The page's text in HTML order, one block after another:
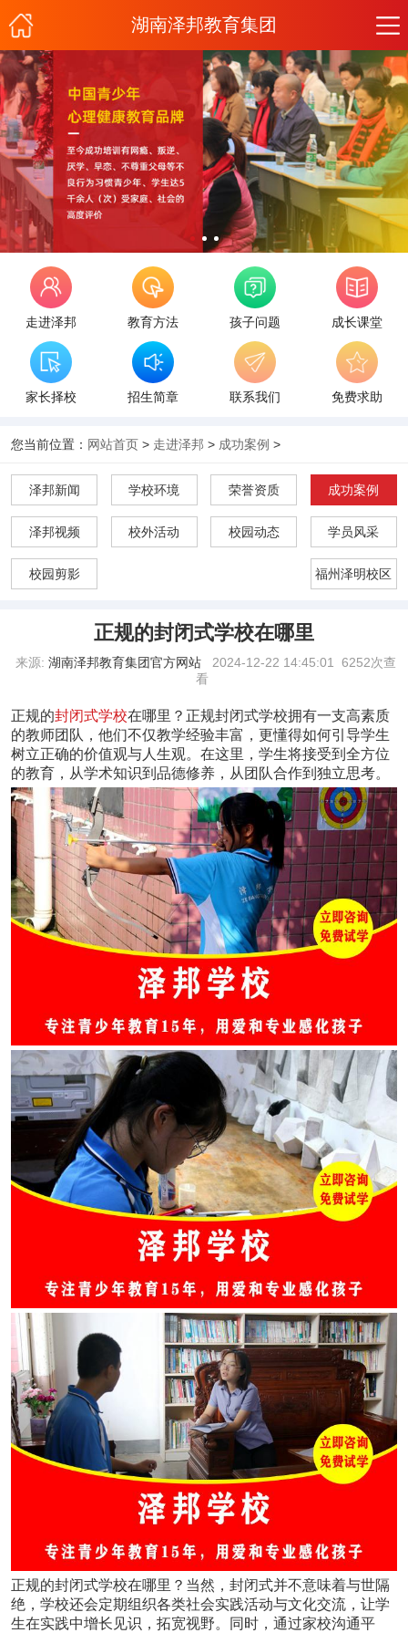
湖南泽邦教育集团
走进泽邦 教育方法 孩子问题 成长课堂
家长择校 招生简章 联系我们 免费求助
您当前位置： 网站首页 > 走进泽邦 > 成功案例 >
泽邦新闻 学校环境 荣誉资质 成功案例
泽邦视频 校外活动 校园动态 学员风采
校园剪影 福州泽明校区
正规的封闭式学校在哪里
来源: 湖南泽邦教育集团官方网站 2024-12-22 14:45:01
6252次查
看
正规的封闭式学校在哪里？正规封闭式学校拥有一支高素质
的教师团队，他们不仅教学经验丰富，更懂得如何引导学生
树立正确的价值观与人生观。在这里，学生将接受到全方位
的教育，从学术知识到品德修养，从团队合作到独立思考。
正规的封闭式学校在哪里？当然，封闭式并不意味着与世隔
绝，学校还会定期组织各类社会实践活动与文化交流，让学
生在实践中增长见识，拓宽视野。同时，通过家校沟通平